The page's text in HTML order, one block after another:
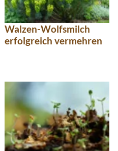
Walzen-Wolfsmilch
erfolgreich vermehren